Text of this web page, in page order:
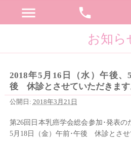
menu phone
お知ら
2018年5月16日（水）午後
後 休診とさせていただきます
公開日: 2018年3月21日
第26回日本乳癌学会総会参加･発表の
5月18日（金）午前･午後 休診とさせ